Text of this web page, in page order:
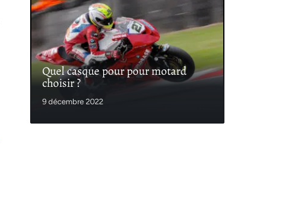
Quel casque pour pour motard
choisir ?
9 décembre 2022